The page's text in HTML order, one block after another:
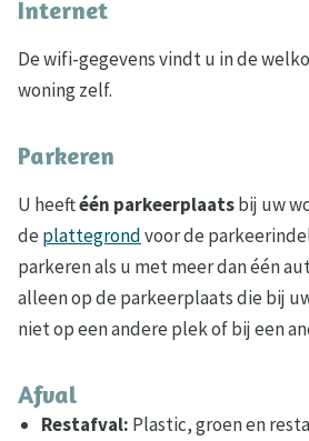
Internet
De wifi-gegevens vindt u in de
woning zelf.
Parkeren
U heeftéén parkeerplaatsbij uw
de plattegrondvoor de
parkeren als u met meer dan één
alleen op de parkeerplaats die bij
niet op een andere plek of bij een
Afval
Restafval: Plastic, groen en